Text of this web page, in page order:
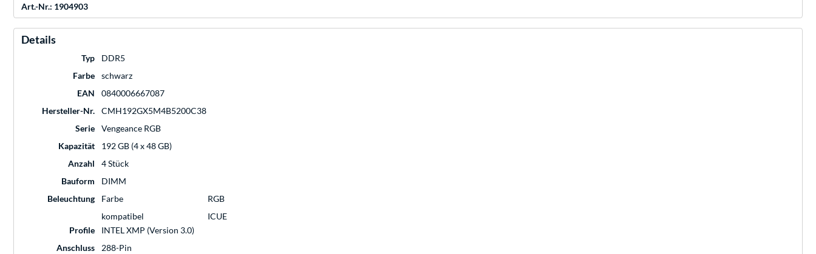
Art.-Nr.: 1904903
Details
Typ
DDR5
Farbe
schwarz
EAN
0840006667087
Hersteller-Nr.
CMH192GX5M4B5200C38
Serie
Vengeance RGB
Kapazität
192 GB (4 x 48 GB)
Anzahl
4 Stück
Bauform
DIMM
Beleuchtung
Farbe
RGB
kompatibel
ICUE
Profile
INTEL XMP (Version 3.0)
Anschluss
288-Pin